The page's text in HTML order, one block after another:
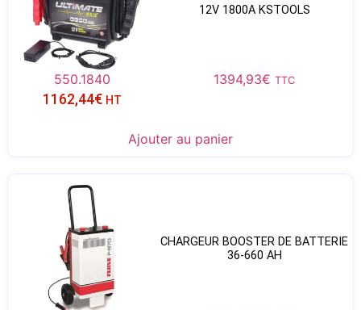
12V 1800A KSTOOLS
550.1840 1394,93€ TTC
1162,44€ HT
Ajouter au panier
CHARGEUR BOOSTER DE BATTERIE
36-660 AH